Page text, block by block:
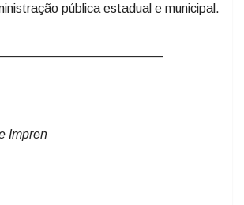
pública estadual e municipal.
Impren